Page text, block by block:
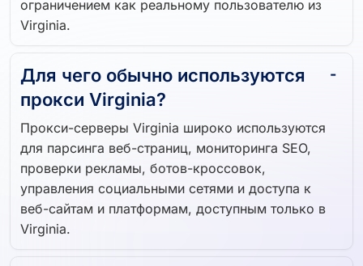
ограничением как реальному пользователю из
Virginia.
Для чего обычно используются
прокси Virginia?
Прокси-серверы Virginia широко используются
для парсинга веб-страниц, мониторинга SEO,
проверки рекламы, ботов-кроссовок,
управления социальными сетями и доступа к
веб-сайтам и платформам, доступным только в
Virginia.